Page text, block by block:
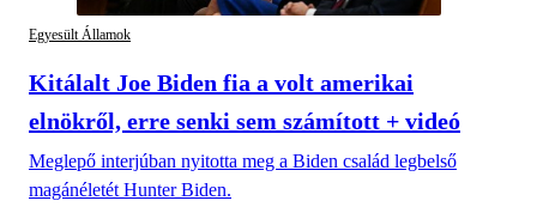
Egyesült Államok
Kitálalt Joe Biden fia a volt amerikai
elnökről, erre senki sem számított + videó
Meglepő interjúban nyitotta meg a Biden család legbelső
magánéletét Hunter Biden.